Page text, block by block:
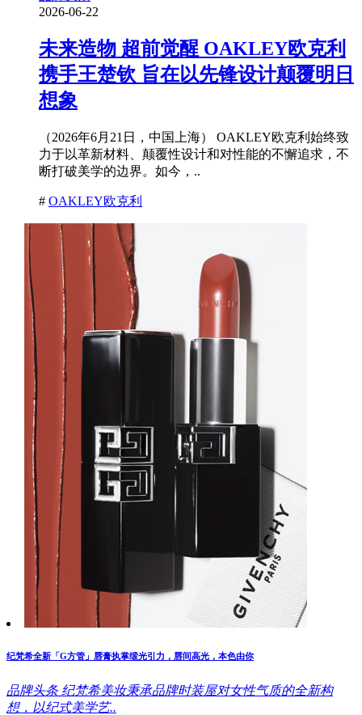
2026-06-22
未来造物 超前觉醒 OAKLEY欧克利
携手王楚钦 旨在以先锋设计颠覆明日
想象
（2026年6月21日，中国上海） OAKLEY欧克利始终致
力于以革新材料、颠覆性设计和对性能的不懈追求，不
断打破美学的边界。如今，..
# OAKLEY欧克利
纪梵希全新「G方管」唇膏执掌缎光引力，唇间高光，本色由你
品牌头条 纪梵希美妆秉承品牌时装屋对女性气质的全新构
想，以纪式美学艺..